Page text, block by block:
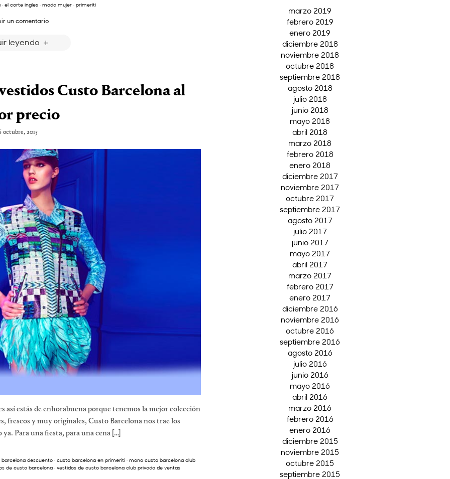
· el corte ingles · moda mujer · primeriti
un comentario
leyendo
Custo Barcelona al
precio
octubre, 2015
así estás de enhorabuena porque tenemos la mejor colección
frescos y muy originales, Custo Barcelona nos trae los
Para una fiesta, para una cena […]
descuento · custo barcelona en primeriti · mono custo barcelona club
de custo barcelona· vestidos de custo barcelona club privado de ventas
marzo 2019
febrero 2019
enero 2019
diciembre 2018
noviembre 2018
octubre 2018
septiembre 2018
agosto 2018
julio 2018
junio 2018
mayo 2018
abril 2018
marzo 2018
febrero 2018
enero 2018
diciembre 2017
noviembre 2017
octubre 2017
septiembre 2017
agosto 2017
julio 2017
junio 2017
mayo 2017
abril 2017
marzo 2017
febrero 2017
enero 2017
diciembre 2016
noviembre 2016
octubre 2016
septiembre 2016
agosto 2016
julio 2016
junio 2016
mayo 2016
abril 2016
marzo 2016
febrero 2016
enero 2016
diciembre 2015
noviembre 2015
octubre 2015
septiembre 2015